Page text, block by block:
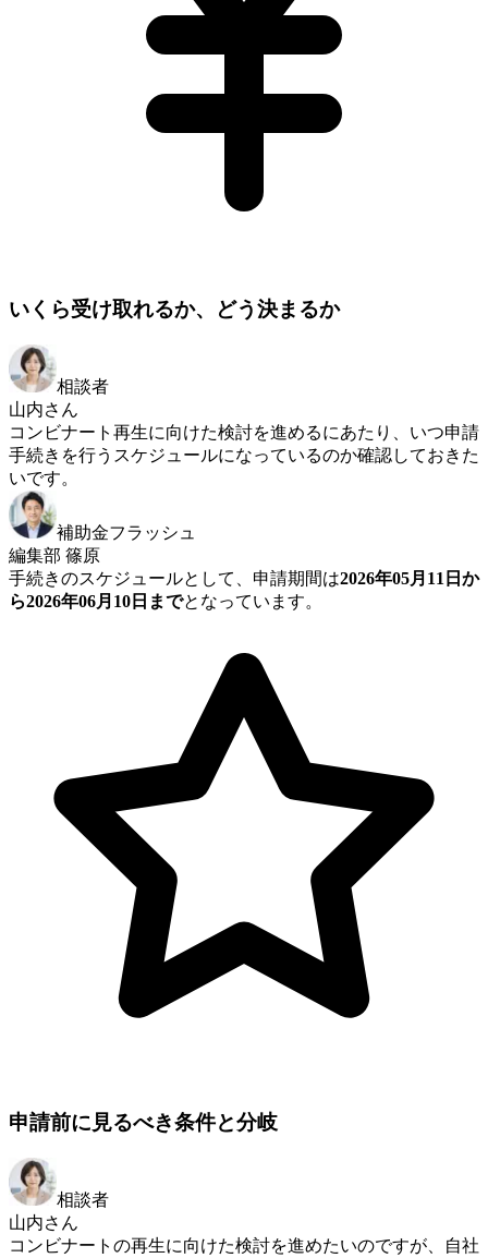
いくら受け取れるか、どう決まるか
相談者
山内さん
コンビナート再生に向けた検討を進めるにあたり、いつ申請
手続きを行うスケジュールになっているのか確認しておきた
いです。
補助金フラッシュ
編集部 篠原
手続きのスケジュールとして、申請期間は2026年05月11日か
ら2026年06月10日までとなっています。
申請前に見るべき条件と分岐
相談者
山内さん
コンビナートの再生に向けた検討を進めたいのですが、自社